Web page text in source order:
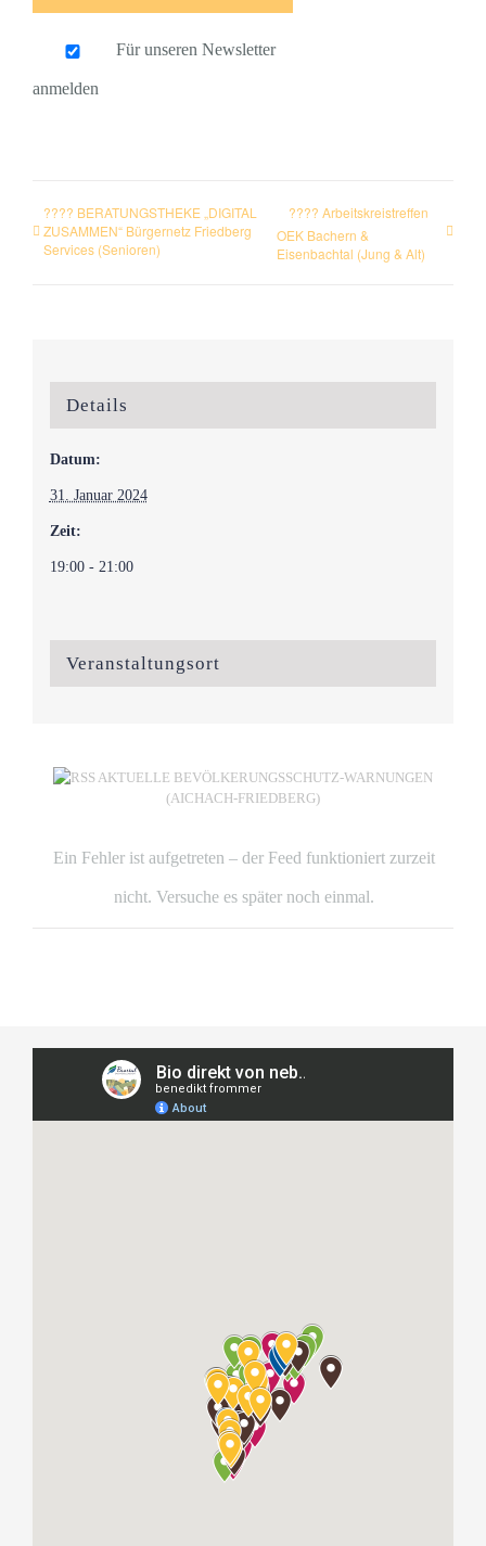
Für unseren Newsletter
anmelden
???? BERATUNGSTHEKE „DIGITAL
ZUSAMMEN“ Bürgernetz Friedberg
Services (Senioren)
???? Arbeitskreistreffen
OEK Bachern &
Eisenbachtal (Jung & Alt)
Details
Datum:
31. Januar 2024
Zeit:
19:00 - 21:00
Veranstaltungsort
AKTUELLE BEVÖLKERUNGSSCHUTZ-WARNUNGEN
(AICHACH-FRIEDBERG)
Ein Fehler ist aufgetreten – der Feed funktioniert zurzeit
nicht. Versuche es später noch einmal.